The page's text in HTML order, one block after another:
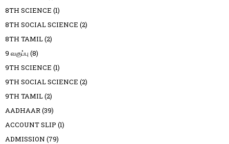
8TH SCIENCE (1)
8TH SOCIAL SCIENCE (2)
8TH TAMIL(2)
9 வகுப்பு (8)
9TH SCIENCE (1)
9TH SOCIAL SCIENCE (2)
9TH TAMIL(2)
AADHAAR(39)
ACCOUNT SLIP (1)
ADMISSION (79)